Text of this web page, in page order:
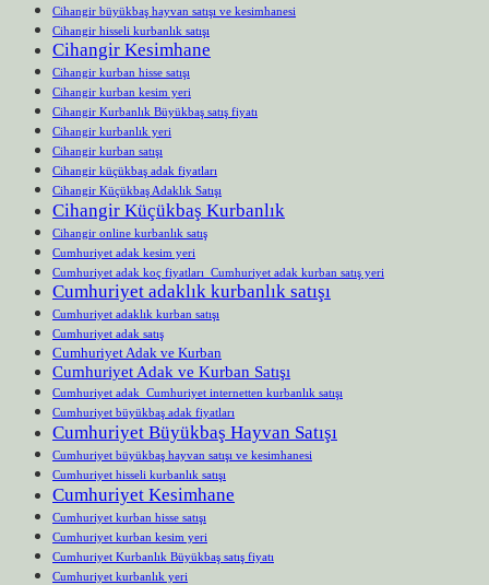
Cihangir büyükbaş hayvan satışı ve kesimhanesi
Cihangir hisseli kurbanlık satışı
Cihangir Kesimhane
Cihangir kurban hisse satışı
Cihangir kurban kesim yeri
Cihangir Kurbanlık Büyükbaş satış fiyatı
Cihangir kurbanlık yeri
Cihangir kurban satışı
Cihangir küçükbaş adak fiyatları
Cihangir Küçükbaş Adaklık Satışı
Cihangir Küçükbaş Kurbanlık
Cihangir online kurbanlık satış
Cumhuriyet adak kesim yeri
Cumhuriyet adak koç fiyatları Cumhuriyet adak kurban satış yeri
Cumhuriyet adaklık kurbanlık satışı
Cumhuriyet adaklık kurban satışı
Cumhuriyet adak satış
Cumhuriyet Adak ve Kurban
Cumhuriyet Adak ve Kurban Satışı
Cumhuriyet adak Cumhuriyet internetten kurbanlık satışı
Cumhuriyet büyükbaş adak fiyatları
Cumhuriyet Büyükbaş Hayvan Satışı
Cumhuriyet büyükbaş hayvan satışı ve kesimhanesi
Cumhuriyet hisseli kurbanlık satışı
Cumhuriyet Kesimhane
Cumhuriyet kurban hisse satışı
Cumhuriyet kurban kesim yeri
Cumhuriyet Kurbanlık Büyükbaş satış fiyatı
Cumhuriyet kurbanlık yeri